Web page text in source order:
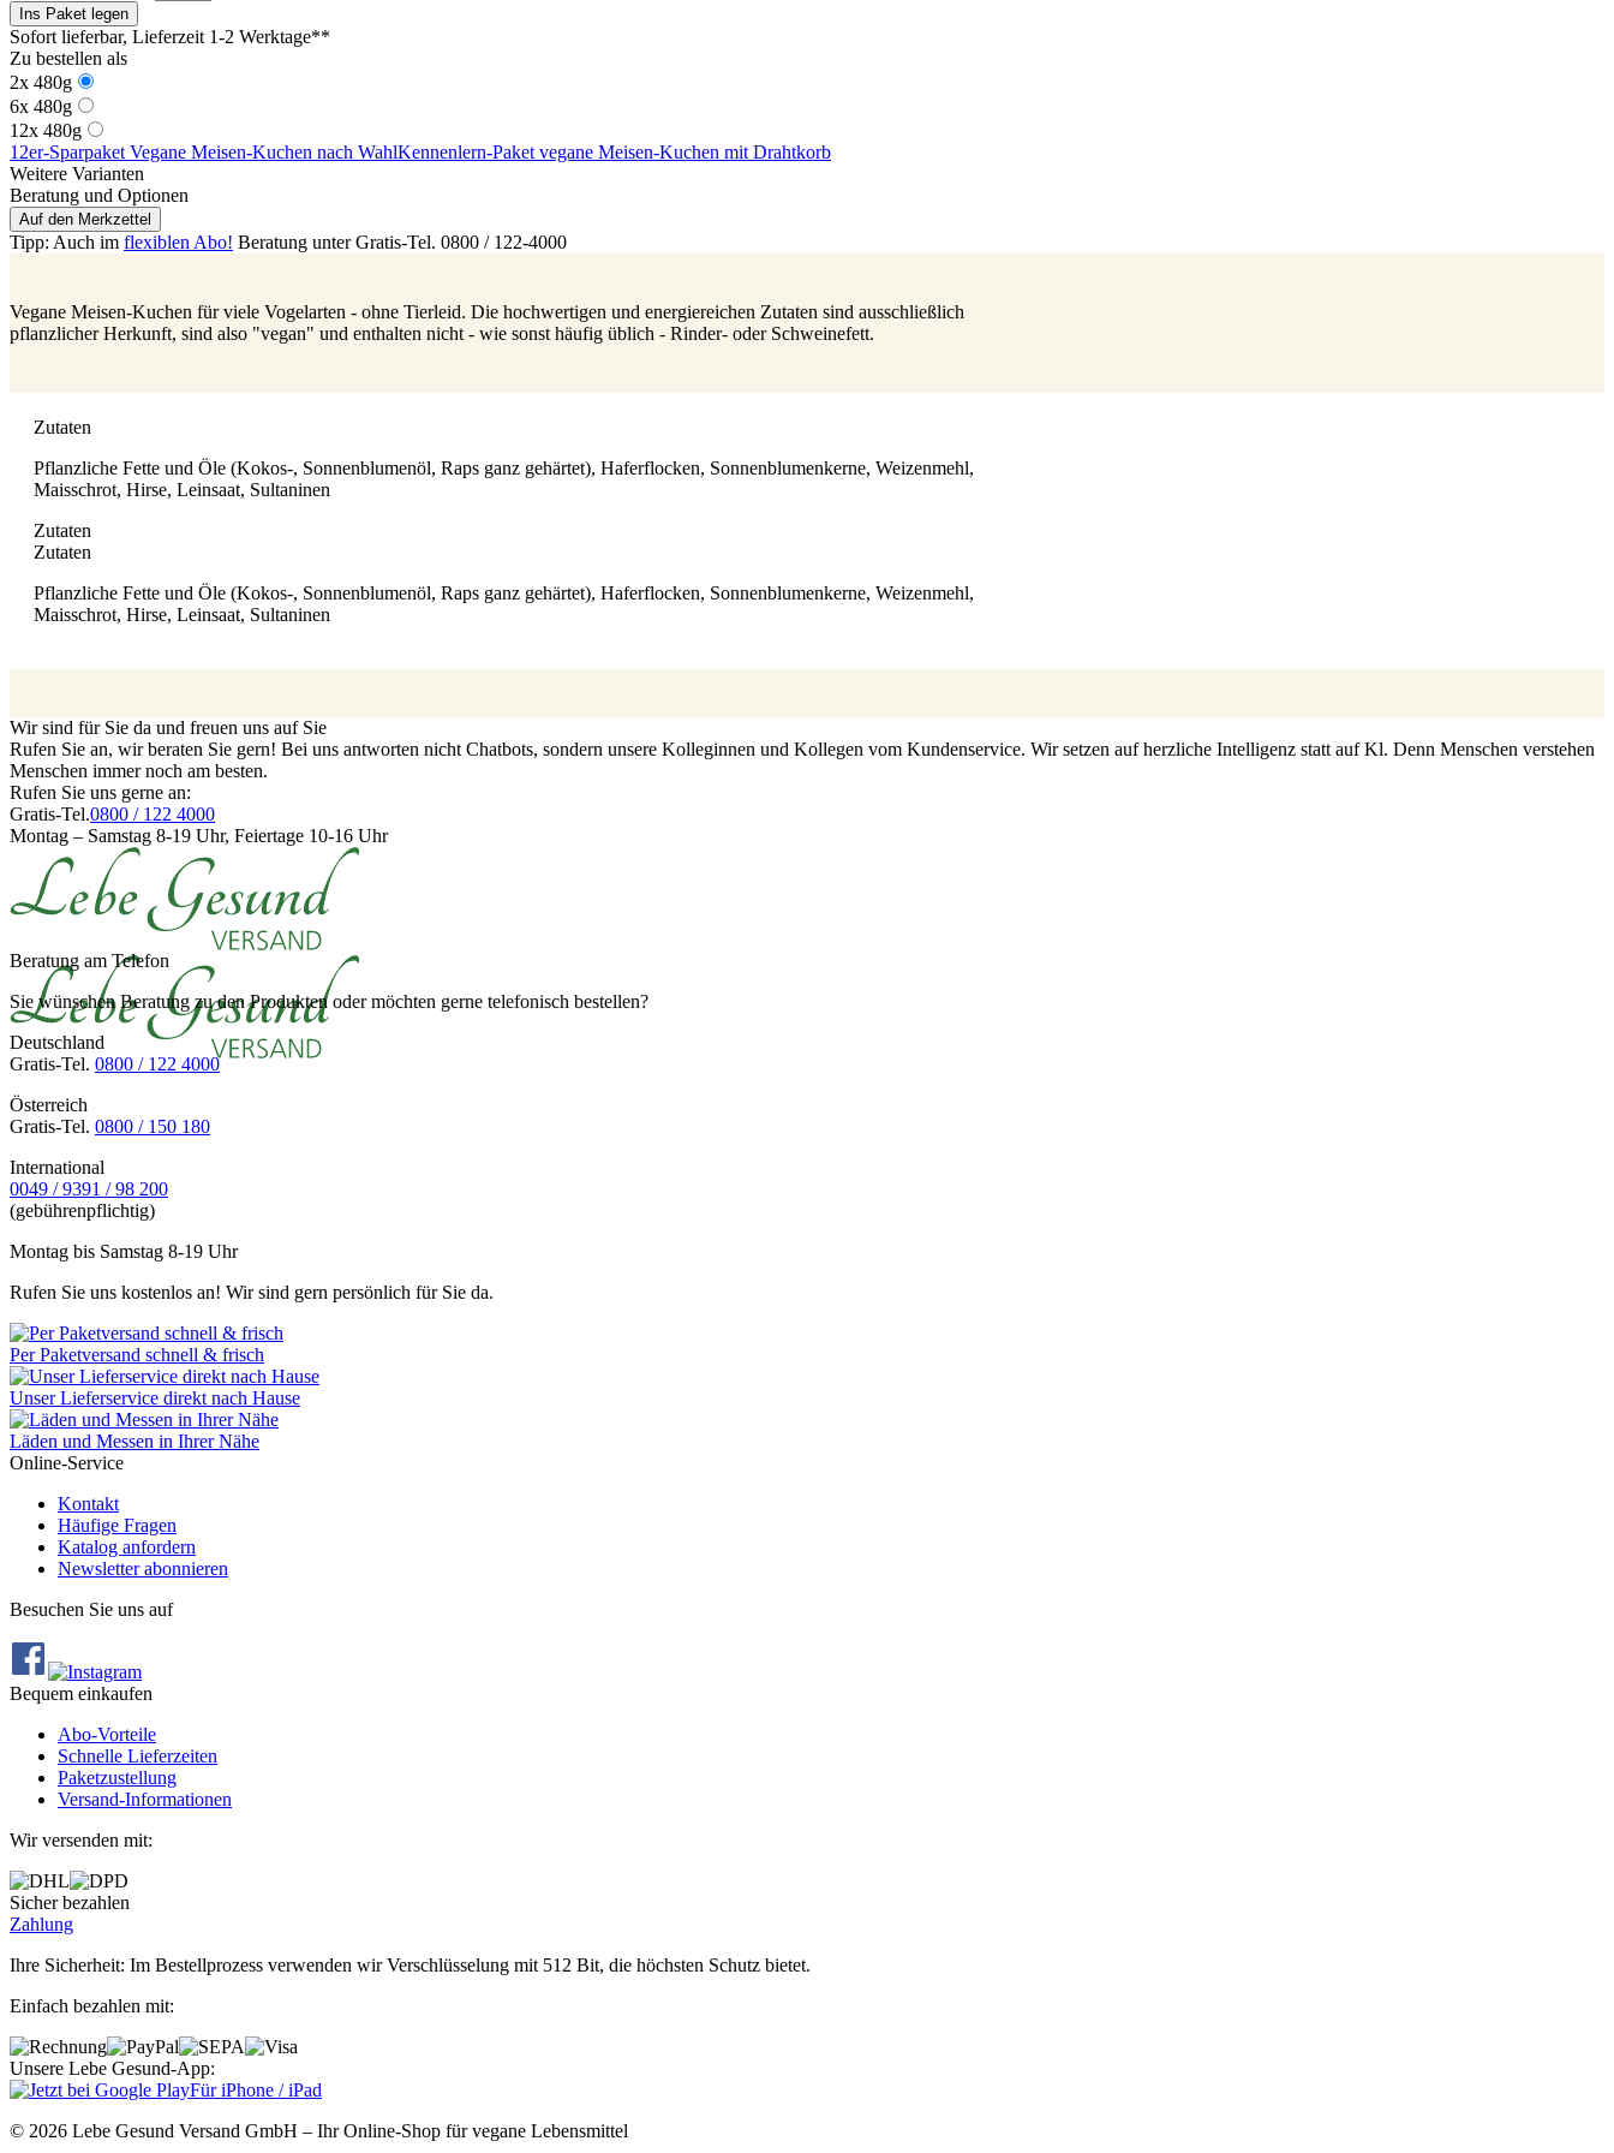
Ins Paket legen
Sofort lieferbar, Lieferzeit 1-2 Werktage**
Zu bestellen als
2x 480g
6x 480g
12x 480g
12er-Sparpaket Vegane Meisen-Kuchen nach WahlKennenlern-Paket vegane Meisen-Kuchen mit Drahtkorb
Weitere Varianten
Beratung und Optionen
Auf den Merkzettel
Tipp: Auch im flexiblen Abo! Beratung unter Gratis-Tel. 0800 / 122-4000
Vegane Meisen-Kuchen für viele Vogelarten - ohne Tierleid. Die hochwertigen und energiereichen Zutaten sind ausschließlich
pflanzlicher Herkunft, sind also "vegan" und enthalten nicht - wie sonst häufig üblich - Rinder- oder Schweinefett.
Zutaten
Pflanzliche Fette und Öle (Kokos-, Sonnenblumenöl, Raps ganz gehärtet), Haferflocken, Sonnenblumenkerne, Weizenmehl,
Maisschrot, Hirse, Leinsaat, Sultaninen
Zutaten
Zutaten
Pflanzliche Fette und Öle (Kokos-, Sonnenblumenöl, Raps ganz gehärtet), Haferflocken, Sonnenblumenkerne, Weizenmehl,
Maisschrot, Hirse, Leinsaat, Sultaninen
Wir sind für Sie da und freuen uns auf Sie
Rufen Sie an, wir beraten Sie gern! Bei uns antworten nicht Chatbots, sondern unsere Kolleginnen und Kollegen vom Kundenservice. Wir setzen auf herzliche Intelligenz statt auf Kl. Denn Menschen verstehen
Menschen immer noch am besten.
Rufen Sie uns gerne an:
Gratis-Tel.0800 / 122 4000
Montag – Samstag 8-19 Uhr, Feiertage 10-16 Uhr
Beratung am Telefon
Sie wünschen Beratung zu den Produkten oder möchten gerne telefonisch bestellen?
Deutschland
Gratis-Tel. 0800 / 122 4000
Österreich
Gratis-Tel. 0800 / 150 180
International
0049 / 9391 / 98 200
(gebührenpflichtig)
Montag bis Samstag 8-19 Uhr
Rufen Sie uns kostenlos an! Wir sind gern persönlich für Sie da.
Per Paketversand schnell & frisch
Unser Lieferservice direkt nach Hause
Läden und Messen in Ihrer Nähe
Online-Service
Kontakt
Häufige Fragen
Katalog anfordern
Newsletter abonnieren
Besuchen Sie uns auf
Bequem einkaufen
Abo‐Vorteile
Schnelle Lieferzeiten
Paketzustellung
Versand‐Informationen
Wir versenden mit:
Sicher bezahlen
Zahlung
Ihre Sicherheit: Im Bestellprozess verwenden wir Verschlüsselung mit 512 Bit, die höchsten Schutz bietet.
Einfach bezahlen mit:
Unsere Lebe Gesund-App:
Für iPhone / iPad
© 2026 Lebe Gesund Versand GmbH – Ihr Online‐Shop für vegane Lebensmittel